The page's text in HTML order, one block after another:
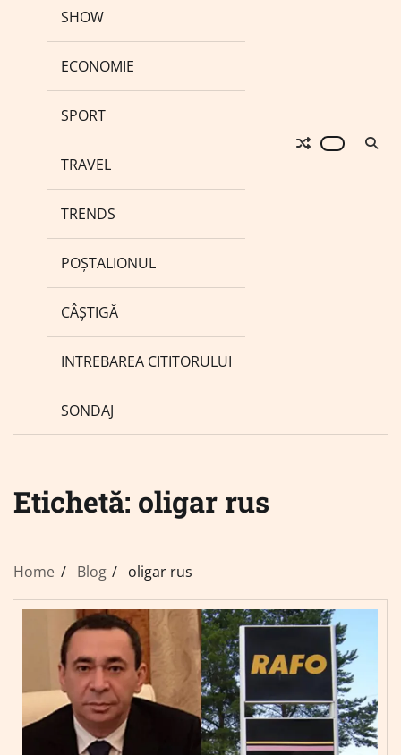
SHOW
ECONOMIE
SPORT
TRAVEL
TRENDS
POȘTALIONUL
CÂȘTIGĂ
INTREBAREA CITITORULUI
SONDAJ
Etichetă: oligar rus
Home Blog oligar rus